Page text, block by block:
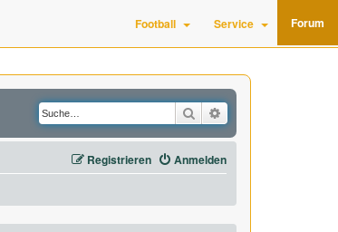
Football Service Forum
Suche
Anmelden
Registrieren